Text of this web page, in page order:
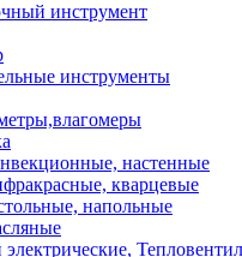
инструмент
инструменты
настенные
кварцевые
напольные